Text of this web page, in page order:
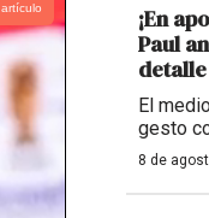
¡En
Paul
El
gesto
8 de